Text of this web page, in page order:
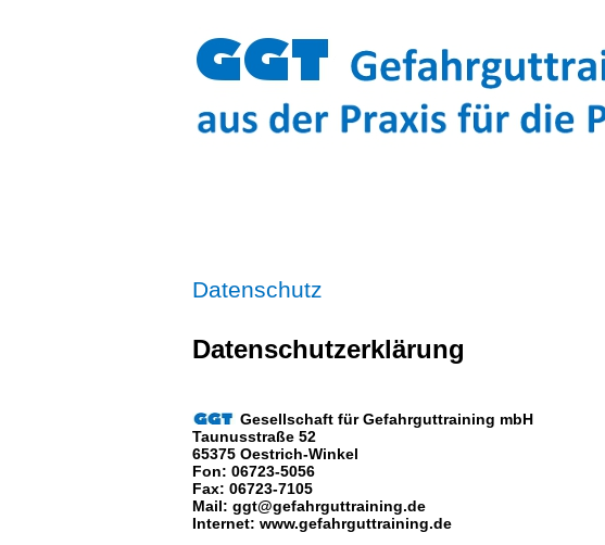
Datenschutz
Datenschutzerklärung
Gesellschaft für Gefahrguttraining mbH
Taunusstraße 52
65375 Oestrich-Winkel
Fon: 06723-5056
Fax: 06723-7105
Mail: ggt@gefahrguttraining.de
Internet: www.gefahrguttraining.de